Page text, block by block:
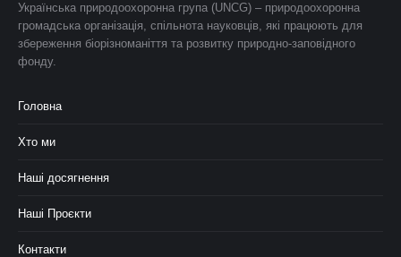
Українська природоохоронна група (UNCG) – природоохоронна
громадська організація, спільнота науковців, які працюють для
збереження біорізноманіття та розвитку природно-заповідного
фонду.
Головна
Хто ми
Наші досягнення
Наші Проєкти
Контакти